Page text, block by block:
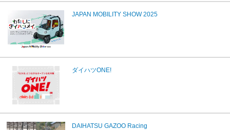
JAPAN MOBILITY SHOW 2025
ダイハツONE!
DAIHATSU GAZOO Racing